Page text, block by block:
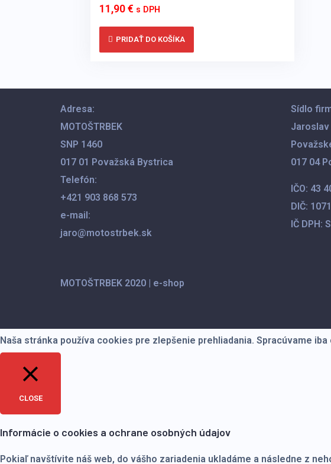
11,90€ s DPH
PRIDAŤ DO KOŠÍKA
Adresa:
MOTOŠTRBEK
SNP 1460
017 01 Považská Bystrica
Telefón:
+421 903 868 573
e-mail:
jaro@motostrbek.sk
Sídlo
Jaroslav
017 04
IČO: 43
DIČ:
IČ DPH:
MOTOŠTRBEK 2020 e-shop
Naša stránka používa cookies pre zlepšenie prehliadania. Spracúvame
CLOSE
Informácie o cookies a ochrane osobných údajov
Pokiaľ navštívite náš web, do vášho zariadenia ukladáme a následne z